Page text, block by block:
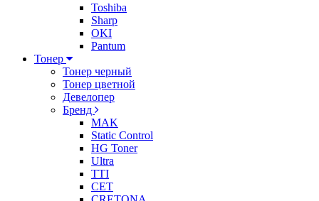
Toshiba
Sharp
OKI
Pantum
Тонер
Тонер черный
Тонер цветной
Девелопер
Бренд
MAK
Static Control
HG Toner
Ultra
TTI
CET